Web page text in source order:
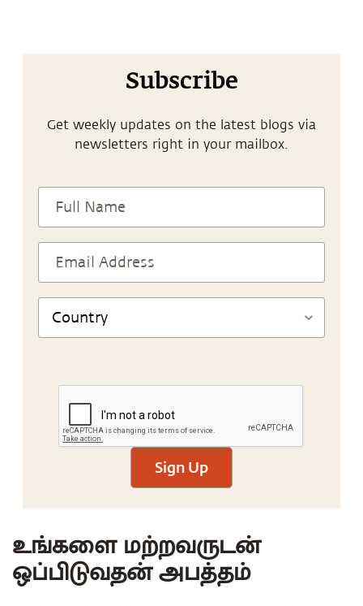
Subscribe
Get weekly updates on the latest blogs via
newsletters right in your mailbox.
Sign Up
உங்களை மற்றவருடன்
ஒப்பிடுவதன் அபத்தம்